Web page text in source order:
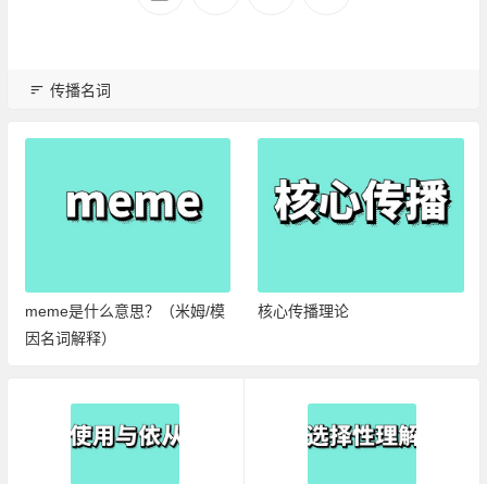
传播名词
meme是什么意思？（米姆/模
因名词解释）
核心传播理论